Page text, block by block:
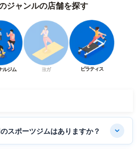
ジャンルの店舗を探す
ルジム ヨガ ピラティス
スポーツジムはありますか？